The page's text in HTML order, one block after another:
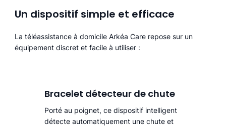
Un dispositif simple et efficace
La téléassistance à domicile Arkéa Care repose sur un
équipement discret et facile à utiliser :
Bracelet détecteur de chute
Porté au poignet, ce dispositif intelligent
détecte automatiquement une chute et